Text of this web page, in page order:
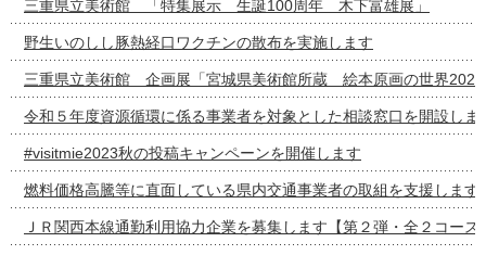
三重県立美術館 「特集展示 生誕100周年 木下富雄展」
野生いのしし豚熱経口ワクチンの散布を実施します
三重県立美術館 企画展「宮城県美術館所蔵 絵本原画の世界
令和５年度資源循環に係る事業者を対象とした相談窓口を開設しま
#visitmie2023秋の投稿キャンペーンを開催します
燃料価格高騰等に直面している県内交通事業者の取組を支援します
ＪＲ関西本線通勤利用協力企業を募集します【第２弾・全２コース